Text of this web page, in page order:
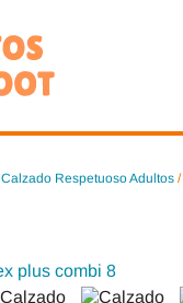
Calzado Respetuoso Adultos /